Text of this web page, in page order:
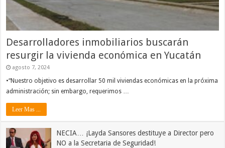
Desarrolladores inmobiliarios buscarán
resurgir la vivienda económica en Yucatán
agosto 7, 2024
•“Nuestro objetivo es desarrollar 50 mil viviendas económicas en la próxima
administración; sin embargo, requerimos …
Leer Mas ...
NECIA… ¡Layda Sansores destituye a Director pero
NO a la Secretaria de Seguridad!